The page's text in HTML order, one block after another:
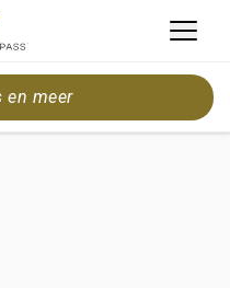
en meer